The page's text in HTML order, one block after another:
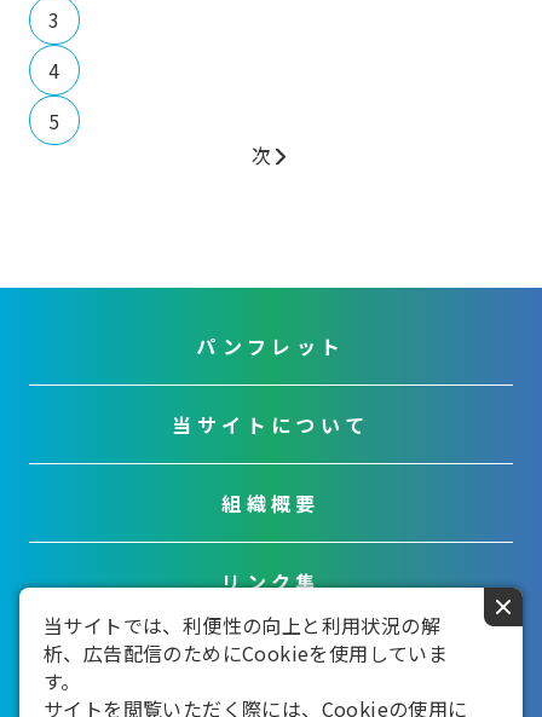
3
4
5
次
パンフレット
当サイトについて
組織概要
リンク集
お問い合わせ
当サイトでは、利便性の向上と利用状況の解
析、広告配信のためにCookieを使用していま
す。
サイトを閲覧いただく際には、Cookieの使用に
×